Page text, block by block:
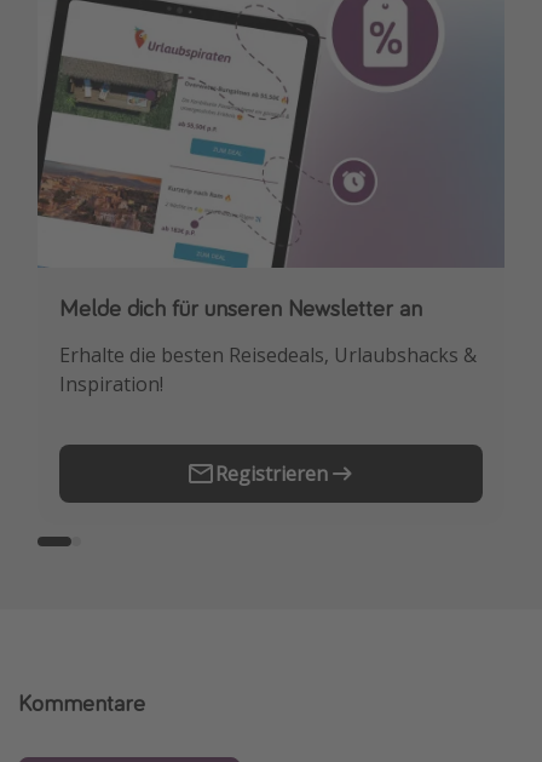
Melde dich für unseren Newsletter an
Erhalte die besten Reisedeals, Urlaubshacks &
Inspiration!
Registrieren
Downloade unsere App
Buche die besten Reiseschnäppchen als
Erstes.
Kommentare